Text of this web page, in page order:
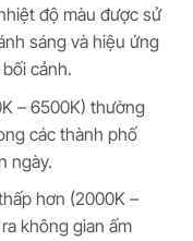
độ màu được sử
sáng và hiệu ứng
cảnh.
– 6500K) thường
các thành phố
ngày.
hơn (2000K –
không gian ấm